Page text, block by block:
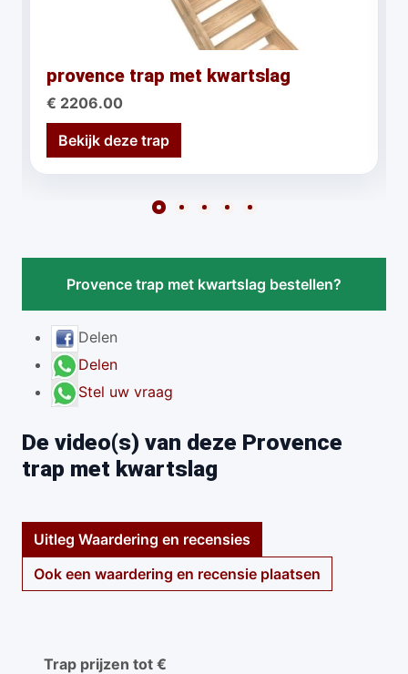
provence trap met kwartslag
€ 2206.00
Bekijk deze trap
Provence trap met kwartslag bestellen?
Delen
Delen
Stel uw vraag
De video(s) van deze Provence
trap met kwartslag
Uitleg Waardering en recensies
Ook een waardering en recensie plaatsen
Trap prijzen tot €